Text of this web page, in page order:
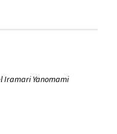
Iramari Yanomami